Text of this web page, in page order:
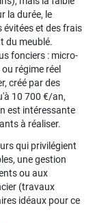
la durée, le
évitées et des frais
du meublé.
fonciers : micro-
régime réel
créé par des
10 700 €/an,
est intéressante
à réaliser.
qui privilégient
une gestion
ou aux
(travaux
idéaux pour ce